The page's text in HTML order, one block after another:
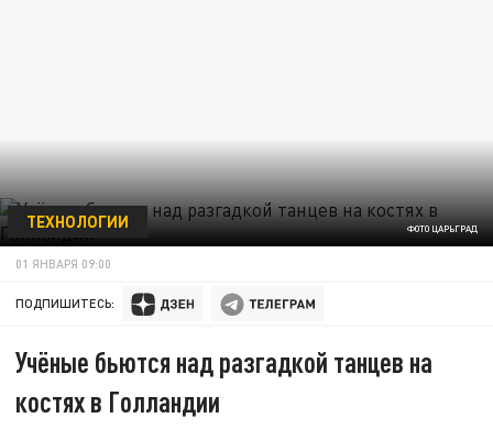
ФОТО ЦАРЬГРАД
ТЕХНОЛОГИИ
01 ЯНВАРЯ 09:00
ПОДПИШИТЕСЬ:
Учёные бьются над разгадкой танцев на
костях в Голландии